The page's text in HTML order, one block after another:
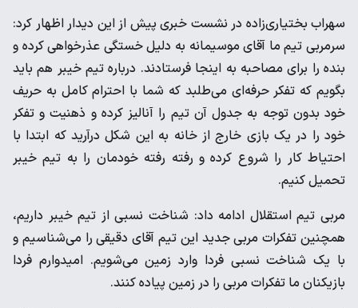
سهراب بختیاری‌زاده در نشست خبری پیش از این دیدار اظهار کرد:
سرمربی تیم ما آقای موسیمانه به دلیل خستگی عذرخواهی کرده و
بنده را برای مصاحبه به اینجا فرستادند. درباره تیم خیبر هم باید
بگویم که تفکر حرفه‌ای می‌طلبد که شما با احترام کامل به حریف
خود بدون توجه به جدول آن تیم را آنالیز کرده و ذهنیت و تفکر
خود را در یک بازی خارج از خانه به این شکل درآرید که ابتدا با
احتیاط کار را شروع کرده و رفته رفته خودمان را به تیم خیبر
تحمیل کنیم.
مربی تیم استقلال ادامه داد: شناخت نسبی از تیم خیبر داریم،
همچنین تفکرات مربی جدید این تیم آقای دقیقی را می‌شناسیم و
با یک شناخت نسبی فردا وارد زمین می‌شویم. امیدوارم فردا
بازیکنان ما تفکرات مربی را در زمین پیاده کنند.